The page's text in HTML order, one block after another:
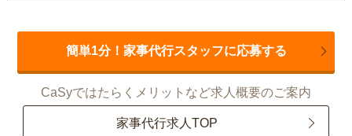
簡単1分！家事代行スタッフに応募する
CaSyではたらくメリットなど求人概要のご案内
家事代行求人TOP